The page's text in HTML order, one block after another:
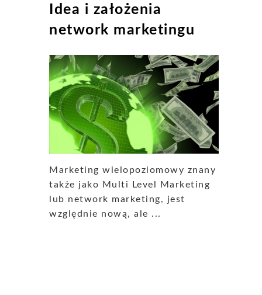
Idea i założenia
network marketingu
Marketing wielopoziomowy znany
także jako Multi Level Marketing
lub network marketing, jest
względnie nową, ale ...